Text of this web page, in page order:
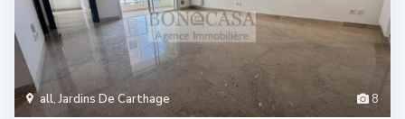
8
all,Jardins De Carthage